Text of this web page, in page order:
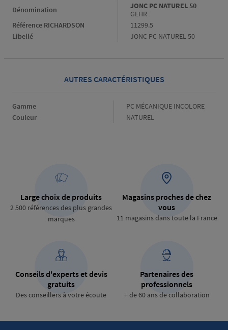
Dénomination
JONC PC NATUREL 50
GEHR
Référence RICHARDSON
11299.5
Libellé
JONC PC NATUREL 50
AUTRES CARACTÉRISTIQUES
Gamme Gamme
PC MÉCANIQUE INCOLORE
Couleur
Couleur
NATUREL
Large choix de produits
2 500 références des plus grandes
marques
Magasins proches de chez
vous
11 magasins dans toute la France
Conseils d'experts et devis
gratuits
Des conseillers à votre écoute
Partenaires des
professionnels
+ de 60 ans de collaboration